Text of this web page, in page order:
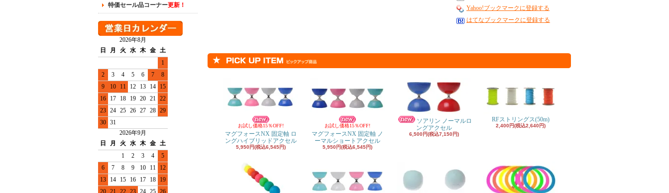
特価セール品コーナー更新！
2026年8月
日
月 火 水 木 金 土
1
2
3 4 5 6 7
8
9
10 11 12 13 14
15
16
17 18 19 20 21 22
23 24 25 26 27 28 29
30 31
2026年9月
日
月 火 水 木 金 土
1
2 3 4
5
6
7 8 9 10 11
12
13
14 15 16 17 18
19
20 21 22 23 24 25 26
Yahoo!ブックマークに登録する
はてなブックマークに登録する
お試し価格15％OFF!
マグフォースNX 固定軸 ロ
ングハイブリッドアクセル
5,950円(税込6,545円)
お試し価格15％OFF!
マグフォースNX 固定軸 ノ
ーマルショートアクセル
5,950円(税込6,545円)
ソアリン ノーマルロ
ングアクセル
6,500円(税込7,150円)
RFストリングス(50m)
2,400円(税込2,640円)